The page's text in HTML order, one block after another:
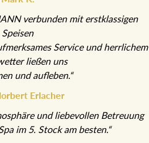
verbunden mit erstklassigen
Speisen
Service und herrlichem
ließen uns
und aufleben.“
Erlacher
und liebevollen Betreuung
im 5. Stock am besten.“